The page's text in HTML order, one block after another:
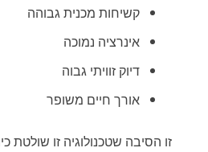
קשיחות מכנית גבוהה
אינרציה נמוכה
דיוק זוויתי גבוה
אורך חיים משופר
זו הסיבה שטכנולוגיה זו שולטת